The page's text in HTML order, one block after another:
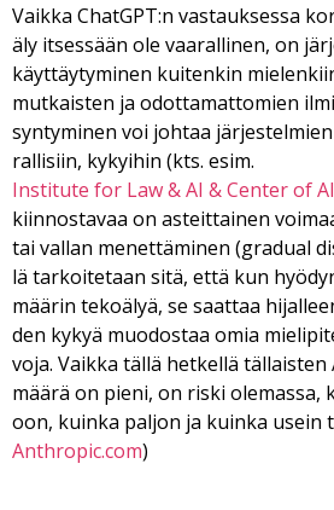
Vaik­ka ChatGPT:n vas­tauk­ses­sa
ä­ly it­ses­sään ole vaa­ral­li­nen, on
käyt­täy­ty­mi­nen kui­ten­kin
mut­kais­ten ja odot­ta­mat­to­mien
syn­ty­mi­nen voi joh­taa
ral­li­siin, ky­kyi­hin (kts. esim.
Ins­ti­tu­te for Law & AI & Cen­ter of
kiin­nos­ta­vaa on as­teit­tai­nen
tai val­lan me­net­tä­mi­nen (gra­du­al
lä tar­koi­te­taan sitä, et­tä kun
mää­rin te­ko­ä­lyä, se saat­taa
den ky­kyä muo­dos­taa omia
vo­ja. Vaik­ka täl­lä het­kel­lä
mää­rä on pie­ni, on ris­ki
oon, kuin­ka pal­jon ja kuin­ka usein
Anth­ro­pic.com)